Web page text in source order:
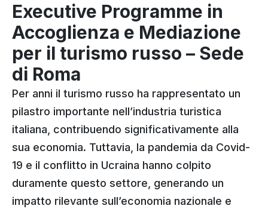
Executive Programme in
Accoglienza e Mediazione
per il turismo russo – Sede
di Roma
Per anni il turismo russo ha rappresentato un
pilastro importante nell’industria turistica
italiana, contribuendo significativamente alla
sua economia. Tuttavia, la pandemia da Covid-
19 e il conflitto in Ucraina hanno colpito
duramente questo settore, generando un
impatto rilevante sull’economia nazionale e